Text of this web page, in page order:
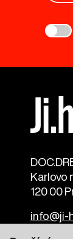
Karlovo
120 00
info@ji-